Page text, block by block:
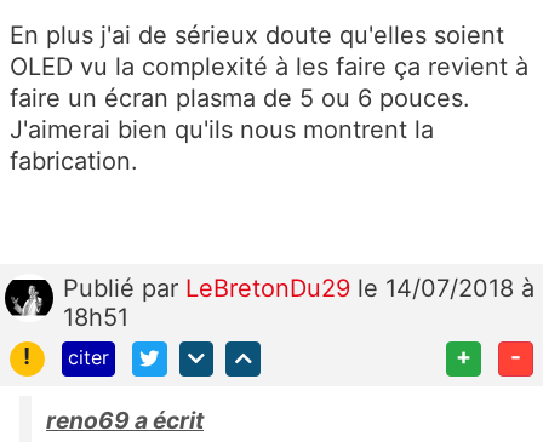
En plus j'ai de sérieux doute qu'elles soient
OLED vu la complexité à les faire ça revient à
faire un écran plasma de 5 ou 6 pouces.
J'aimerai bien qu'ils nous montrent la
fabrication.
Publié par LeBretonDu29 le 14/07/2018 à
18h51
!
citer + -
reno69 a écrit